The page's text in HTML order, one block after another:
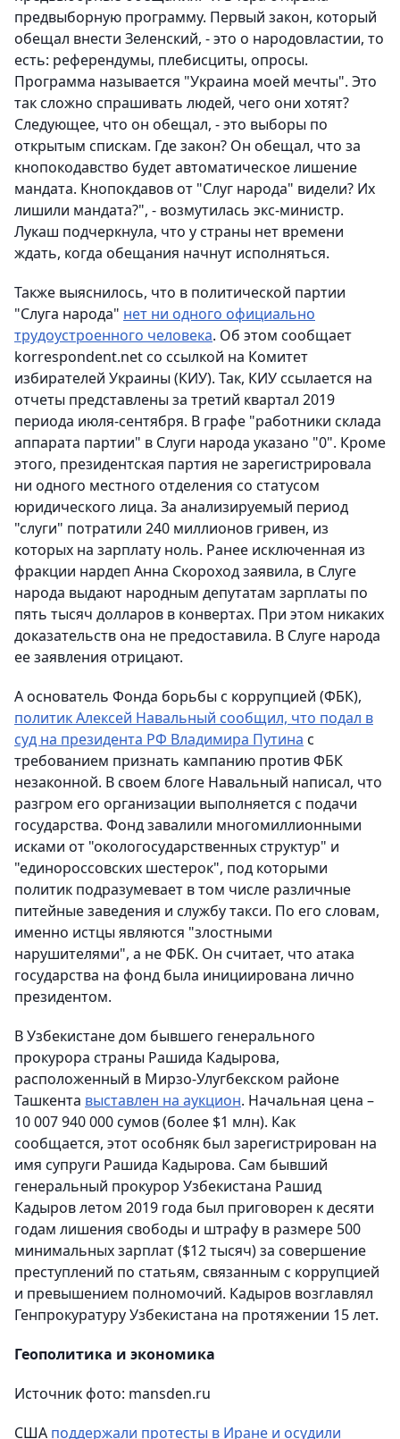
предвыборную программу. Первый закон, который
обещал внести Зеленский, - это о народовластии, то
есть: референдумы, плебисциты, опросы.
Программа называется "Украина моей мечты". Это
так сложно спрашивать людей, чего они хотят?
Следующее, что он обещал, - это выборы по
открытым спискам. Где закон? Он обещал, что за
кнопокодавство будет автоматическое лишение
мандата. Кнопокдавов от "Слуг народа" видели? Их
лишили мандата?", - возмутилась экс-министр.
Лукаш подчеркнула, что у страны нет времени
ждать, когда обещания начнут исполняться.
Также выяснилось, что в политической партии
"Слуга народа" нет ни одного официально
трудоустроенного человека. Об этом сообщает
korrespondent.net со ссылкой на Комитет
избирателей Украины (КИУ). Так, КИУ ссылается на
отчеты представлены за третий квартал 2019
периода июля-сентября. В графе "работники склада
аппарата партии" в Слуги народа указано "0". Кроме
этого, президентская партия не зарегистрировала
ни одного местного отделения со статусом
юридического лица. За анализируемый период
"слуги" потратили 240 миллионов гривен, из
которых на зарплату ноль. Ранее исключенная из
фракции нардеп Анна Скороход заявила, в Слуге
народа выдают народным депутатам зарплаты по
пять тысяч долларов в конвертах. При этом никаких
доказательств она не предоставила. В Слуге народа
ее заявления отрицают.
А основатель Фонда борьбы с коррупцией (ФБК),
политик Алексей Навальный сообщил, что подал в
суд на президента РФ Владимира Путина с
требованием признать кампанию против ФБК
незаконной. В своем блоге Навальный написал, что
разгром его организации выполняется с подачи
государства. Фонд завалили многомиллионными
исками от "окологосударственных структур" и
"единороссовских шестерок", под которыми
политик подразумевает в том числе различные
питейные заведения и службу такси. По его словам,
именно истцы являются "злостными
нарушителями", а не ФБК. Он считает, что атака
государства на фонд была инициирована лично
президентом.
В Узбекистане дом бывшего генерального
прокурора страны Рашида Кадырова,
расположенный в Мирзо-Улугбекском районе
Ташкента выставлен на аукцион. Начальная цена –
10 007 940 000 сумов (более $1 млн). Как
сообщается, этот особняк был зарегистрирован на
имя супруги Рашида Кадырова. Сам бывший
генеральный прокурор Узбекистана Рашид
Кадыров летом 2019 года был приговорен к десяти
годам лишения свободы и штрафу в размере 500
минимальных зарплат ($12 тысяч) за совершение
преступлений по статьям, связанным с коррупцией
и превышением полномочий. Кадыров возглавлял
Генпрокуратуру Узбекистана на протяжении 15 лет.
Геополитика и экономика
Источник фото: mansden.ru
США поддержали протесты в Иране и осудили